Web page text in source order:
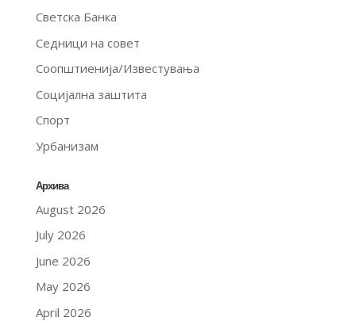
Светска Банка
Седници на совет
Соопштиенија/Известувања
Социјална заштита
Спорт
Урбанизам
Архива
August 2026
July 2026
June 2026
May 2026
April 2026